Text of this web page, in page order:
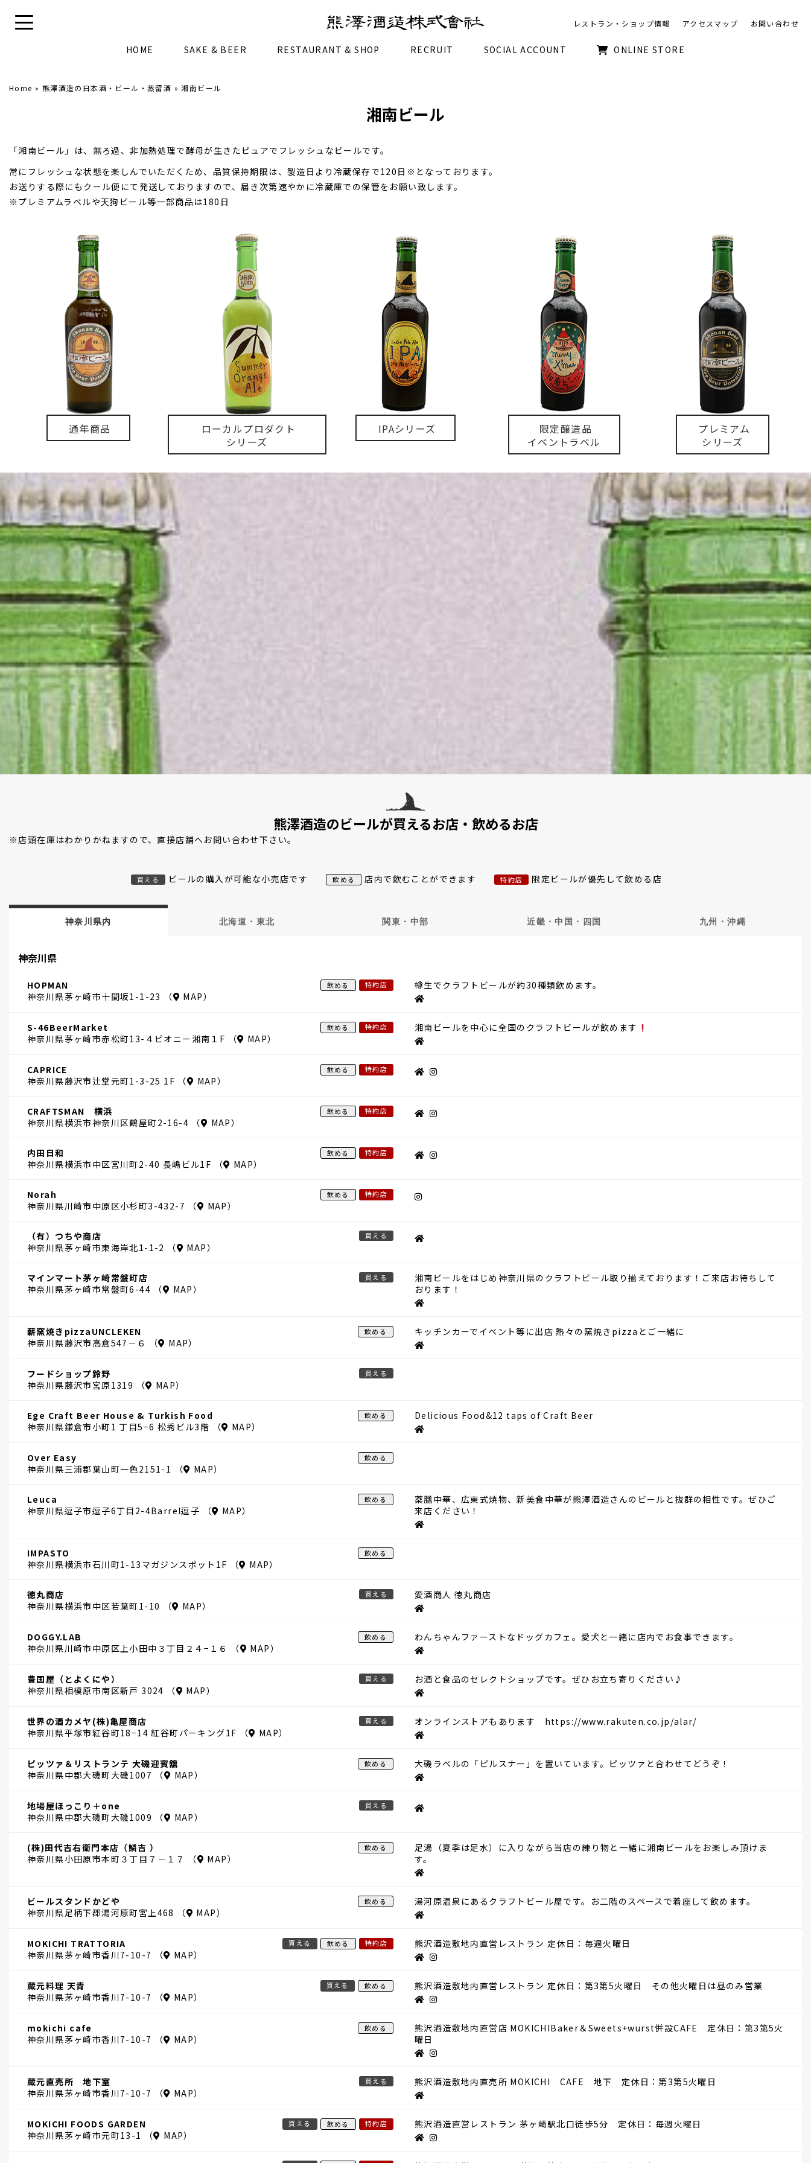
レストラン・ショップ情報 アクセスマップ お問い合わせ
HOME SAKE & BEER RESTAURANT & SHOP RECRUIT SOCIAL ACCOUNT ONLINE STORE
Home » 熊澤酒造の日本酒・ビール・蒸留酒 »湘南ビール
湘南ビール
「湘南ビール」は、無ろ過、非加熱処理で酵母が生きたピュアでフレッシュなビールです。
常にフレッシュな状態を楽しんでいただくため、品質保持期限は、製造日より冷蔵保存で120日 ※ となっております。
お送りする際にもクール便にて発送しておりますので、届き次第速やかに冷蔵庫での保管をお願い致します。
※プレミアムラベルや天狗ビール等一部商品は180日
通年商品
ローカルプロダクト
シリーズ
IPAシリーズ
限定醸造品
イベントラベル
プレミアム
シリーズ
熊澤酒造のビールが買えるお店・飲めるお店
※店頭在庫はわかりかねますので、直接店舗へお問い合わせ下さい。
買える ビールの購入が可能な小売店です 飲める 店内で飲むことができます 特約店 限定ビールが優先して飲める店
神奈川県内 北海道・東北 関東・中部 近畿・中国・四国 九州・沖縄
神奈川県
HOPMAN 飲める 特約店
神奈川県茅ヶ崎市十間坂1-1-23 （ MAP）
樽生でクラフトビールが約30種類飲めます。
S-46BeerMarket 飲める 特約店
神奈川県茅ヶ崎市赤松町13-４ピオニー湘南１F （ MAP）
湘南ビールを中心に全国のクラフトビールが飲めます
CAPRICE 飲める 特約店
神奈川県藤沢市辻堂元町1-3-25 1F （ MAP）
CRAFTSMAN 横浜 飲める 特約店
神奈川県横浜市神奈川区鶴屋町2-16-4 （ MAP）
内田日和 飲める 特約店
神奈川県横浜市中区宮川町2-40 長嶋ビル1F （ MAP）
Norah 飲める 特約店
神奈川県川崎市中原区小杉町3-432-7 （ MAP）
（有）つちや商店 買える
神奈川県茅ヶ崎市東海岸北1-1-2 （ MAP）
マインマート茅ヶ崎常盤町店 買える
神奈川県茅ヶ崎市常盤町6-44 （ MAP）
湘南ビールをはじめ神奈川県のクラフトビール取り揃えております！ご来店お待ちして
おります！
薪窯焼きpizzaUNCLEKEN 飲める
神奈川県藤沢市高倉547－６ （ MAP）
キッチンカーでイベント等に出店 熱々の窯焼きpizzaとご一緒に
フードショップ鈴野 買える
神奈川県藤沢市宮原1319 （ MAP）
Ege Craft Beer House & Turkish Food 飲める
神奈川県鎌倉市小町1 丁目5−6 松秀ビル3階 （ MAP）
Delicious Food&12 taps of Craft Beer
Over Easy 飲める
神奈川県三浦郡葉山町一色2151-1 （ MAP）
Leuca 飲める
神奈川県逗子市逗子6丁目2-4Barrel逗子 （ MAP）
薬膳中華、広東式焼物、新美食中華が熊澤酒造さんのビールと抜群の相性です。ぜひご
来店ください！
IMPASTO 飲める
神奈川県横浜市石川町1-13マガジンスポット1F （ MAP）
徳丸商店 買える
神奈川県横浜市中区若葉町1-10 （ MAP）
愛酒商人 徳丸商店
DOGGY.LAB 飲める
神奈川県川崎市中原区上小田中３丁目２４−１６ （ MAP）
わんちゃんファーストなドッグカフェ。愛犬と一緒に店内でお食事できます。
豊国屋（とよくにや） 買える
神奈川県相模原市南区新戸 3024 （ MAP）
お酒と食品のセレクトショップです。ぜひお立ち寄りください♪
世界の酒カメヤ(株)亀屋商店 買える
神奈川県平塚市紅谷町18−14 紅谷町パーキング1F （ MAP）
オンラインストアもあります https://www.rakuten.co.jp/alar/
ピッツァ＆リストランテ 大磯迎賓舘 飲める
神奈川県中郡大磯町大磯1007 （ MAP）
大磯ラベルの「ピルスナー」を置いています。ピッツァと合わせてどうぞ！
地場屋ほっこり＋one 買える
神奈川県中郡大磯町大磯1009 （ MAP）
(株)田代吉右衛門本店（鱗吉 ） 飲める
神奈川県小田原市本町３丁目７－１７ （ MAP）
足湯（夏季は足水）に入りながら当店の練り物と一緒に湘南ビールをお楽しみ頂けま
す。
ビールスタンドかどや 飲める
神奈川県足柄下郡湯河原町宮上468 （ MAP）
湯河原温泉にあるクラフトビール屋です。お二階のスペースで着座して飲めます。
MOKICHI TRATTORIA 買える 飲める 特約店
神奈川県茅ヶ崎市香川7-10-7 （ MAP）
熊沢酒造敷地内直営レストラン 定休日：毎週火曜日
蔵元料理 天青 買える 飲める
神奈川県茅ヶ崎市香川7-10-7 （ MAP）
熊沢酒造敷地内直営レストラン 定休日：第3第5火曜日 その他火曜日は昼のみ営業
mokichi cafe 飲める
神奈川県茅ヶ崎市香川7-10-7 （ MAP）
熊沢酒造敷地内直営店 MOKICHIBaker＆Sweets+wurst併設CAFE 定休日：第3第5火
曜日
蔵元直売所 地下室 買える
神奈川県茅ヶ崎市香川7-10-7 （ MAP）
熊沢酒造敷地内直売所 MOKICHI CAFE 地下 定休日：第3第5火曜日
MOKICHI FOODS GARDEN 買える 飲める 特約店
神奈川県茅ヶ崎市元町13-1 （ MAP）
熊沢酒造直営レストラン 茅ヶ崎駅北口徒歩5分 定休日：毎週火曜日